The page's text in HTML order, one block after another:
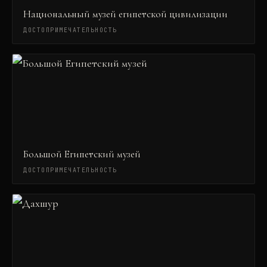
Национальный музей египетской цивилизации
ДОСТОПРИМЕЧАТЕЛЬНОСТЬ
Большой Египетский музей
ДОСТОПРИМЕЧАТЕЛЬНОСТЬ